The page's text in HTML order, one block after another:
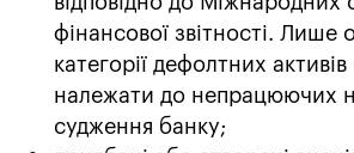
фінансової звітності. Лише
категорії дефолтних
належати до непрацюючих
судження банку;